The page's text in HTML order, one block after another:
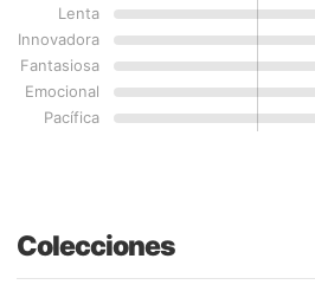
Lenta
Innovadora
Fantasiosa
Emocional
Pacífica
Colecciones